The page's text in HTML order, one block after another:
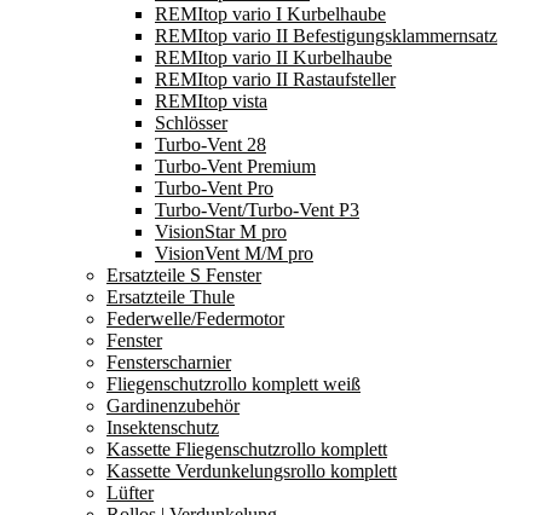
REMItop vario I Kurbelhaube
REMItop vario II Befestigungsklammernsatz
REMItop vario II Kurbelhaube
REMItop vario II Rastaufsteller
REMItop vista
Schlösser
Turbo-Vent 28
Turbo-Vent Premium
Turbo-Vent Pro
Turbo-Vent/Turbo-Vent P3
VisionStar M pro
VisionVent M/M pro
Ersatzteile S Fenster
Ersatzteile Thule
Federwelle/Federmotor
Fenster
Fensterscharnier
Fliegenschutzrollo komplett weiß
Gardinenzubehör
Insektenschutz
Kassette Fliegenschutzrollo komplett
Kassette Verdunkelungsrollo komplett
Lüfter